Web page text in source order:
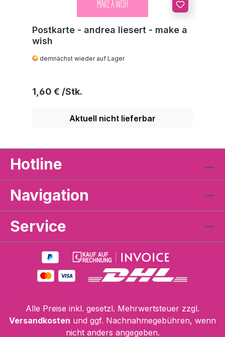
Postkarte - andrea liesert - make a
wish
demnächst wieder auf Lager
Regulärer Preis:
1,60 €
Aktuell nicht lieferbar
Hotline
Navigation
Service
Alle Preise inkl. gesetzl. Mehrwertsteuer zzgl.
Versandkosten und ggf. Nachnahmegebühren, wenn
nicht anders angegeben.